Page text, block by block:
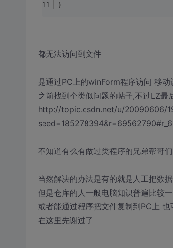
}
都无法访问到文件
是通过PC上的winForm程序访问 移动
之前找到个类似问题的帖子,不过LZ最
http://topic.csdn.net/u/20090606/
不知道有么有做过类程序的兄弟帮哥
当然解决的办法是有的就是人工把数
但是仓库的人一般电脑知识普遍比较
或者能通过程序把文件复制到PC上 也
在这里先谢过了